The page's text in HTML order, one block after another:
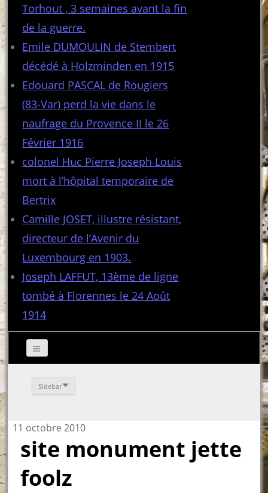
Torhout , 3 semaines avant la fin
de la guerre.
Emile DUMOULIN de Stembert
décédé à Holzminden en 1915
Edouard PASCAL de Rougiers
(83-Var) perd la vie dans le
naufrage du Provence II le 26
Février 1916
colonel Huc Pierre Joseph Louis
mort à l’hôpital temporaire de
Bertrix
Camille JOSET, illustre résistant,
directeur de l’Avenir du
Luxembourg en 1903.
Joseph LAFFUT, 13ème de ligne
tombé à Florennes le 24 Août
1914
Sidebar
11 octobre 2010
site monument jette
foolz